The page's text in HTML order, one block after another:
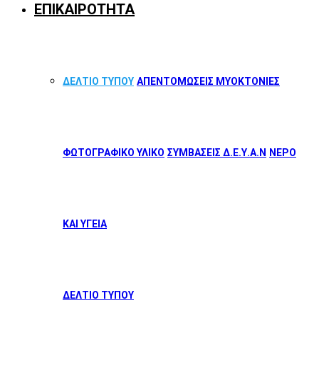
ΕΠΙΚΑΙΡΟΤΗΤΑ
ΔΕΛΤΙΟ ΤΥΠΟΥ ΑΠΕΝΤΟΜΩΣΕΙΣ ΜΥΟΚΤΟΝΙΕΣ
ΦΩΤΟΓΡΑΦΙΚΟ ΥΛΙΚΟ ΣΥΜΒΑΣΕΙΣ Δ.Ε.Υ.Α.Ν ΝΕΡΟ
ΚΑΙ ΥΓΕΙΑ
ΔΕΛΤΙΟ ΤΥΠΟΥ